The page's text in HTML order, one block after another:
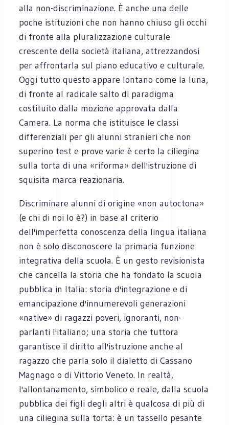
alla non-discriminazione. È anche una delle
poche istituzioni che non hanno chiuso gli occhi
di fronte alla pluralizzazione culturale
crescente della società italiana, attrezzandosi
per affrontarla sul piano educativo e culturale.
Oggi tutto questo appare lontano come la luna,
di fronte al radicale salto di paradigma
costituito dalla mozione approvata dalla
Camera. La norma che istituisce le classi
differenziali per gli alunni stranieri che non
superino test e prove varie è certo la ciliegina
sulla torta di una «riforma» dell'istruzione di
squisita marca reazionaria.
Discriminare alunni di origine «non autoctona»
(e chi di noi lo è?) in base al criterio
dell'imperfetta conoscenza della lingua italiana
non è solo disconoscere la primaria funzione
integrativa della scuola. È un gesto revisionista
che cancella la storia che ha fondato la scuola
pubblica in Italia: storia d'integrazione e di
emancipazione d'innumerevoli generazioni
«native» di ragazzi poveri, ignoranti, non-
parlanti l'italiano; una storia che tuttora
garantisce il diritto all'istruzione anche al
ragazzo che parla solo il dialetto di Cassano
Magnago o di Vittorio Veneto. In realtà,
l'allontanamento, simbolico e reale, dalla scuola
pubblica dei figli degli altri è qualcosa di più di
una ciliegina sulla torta: è un tassello pesante